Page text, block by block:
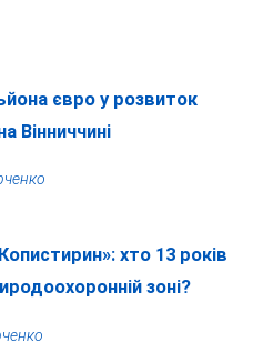
євро у розвиток
Вінниччині
хто 13 років
зоні?